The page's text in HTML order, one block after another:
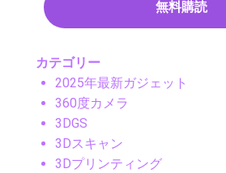
カテゴリー
2025年最新ガジェット
360度カメラ
3DGS
3Dスキャン
3Dプリンティング